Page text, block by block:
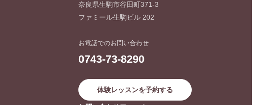
奈良県生駒市谷田町371-3
ファミール生駒ビル 202
お電話でのお問い合わせ
0743-73-8290
体験レッスンを予約する